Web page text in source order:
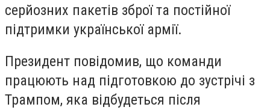
серйозних пакетів зброї та постійної
підтримки української армії.
Президент повідомив, що команди
працюють над підготовкою до зустрічі з
Трампом, яка відбудеться після